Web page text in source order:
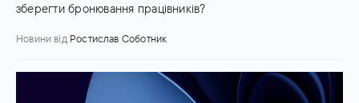
зберегти бронювання працівників?
Новини від Ростислав Соботник